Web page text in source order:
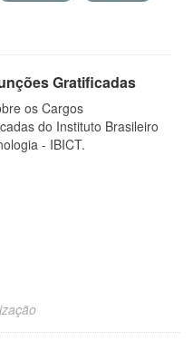
Gratificadas
os Cargos
do Instituto Brasileiro
- IBICT.